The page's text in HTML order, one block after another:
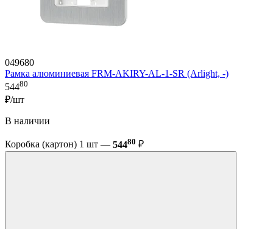
049680
Рамка алюминиевая FRM-AKIRY-AL-1-SR (Arlight, -)
54480
₽/шт
В наличии
Коробка (картон) 1 шт — 54480 ₽